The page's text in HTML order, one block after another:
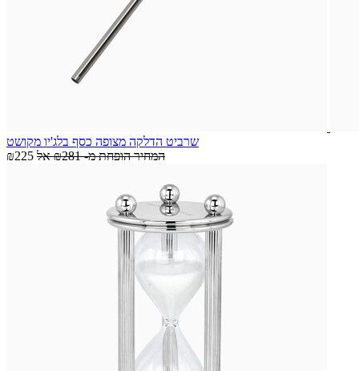
שרביט הדלקה מצופה כסף בלג'יו מקושט
₪225
המחיר הופחת מ-₪281 אל